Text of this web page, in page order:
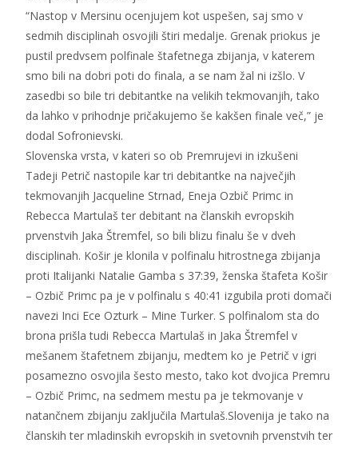
“Nastop v Mersinu ocenjujem kot uspešen, saj smo v
sedmih disciplinah osvojili štiri medalje. Grenak priokus je
pustil predvsem polfinale štafetnega zbijanja, v katerem
smo bili na dobri poti do finala, a se nam žal ni izšlo. V
zasedbi so bile tri debitantke na velikih tekmovanjih, tako
da lahko v prihodnje pričakujemo še kakšen finale več,” je
dodal Sofronievski.
Slovenska vrsta, v kateri so ob Premrujevi in izkušeni
Tadeji Petrič nastopile kar tri debitantke na največjih
tekmovanjih Jacqueline Strnad, Eneja Ozbič Primc in
Rebecca Martulaš ter debitant na članskih evropskih
prvenstvih Jaka Štremfel, so bili blizu finalu še v dveh
disciplinah. Košir je klonila v polfinalu hitrostnega zbijanja
proti Italijanki Natalie Gamba s 37:39, ženska štafeta Košir
– Ozbič Primc pa je v polfinalu s 40:41 izgubila proti domači
navezi Inci Ece Ozturk – Mine Turker. S polfinalom sta do
brona prišla tudi Rebecca Martulaš in Jaka Štremfel v
mešanem štafetnem zbijanju, medtem ko je Petrič v igri
posamezno osvojila šesto mesto, tako kot dvojica Premru
– Ozbič Primc, na sedmem mestu pa je tekmovanje v
natančnem zbijanju zaključila Martulaš.Slovenija je tako na
članskih ter mladinskih evropskih in svetovnih prvenstvih ter